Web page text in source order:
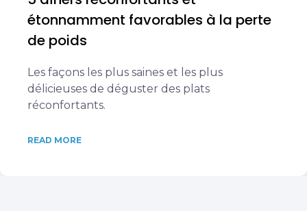
étonnamment favorables à la perte
de poids
Les façons les plus saines et les plus
délicieuses de déguster des plats
réconfortants.
READ MORE